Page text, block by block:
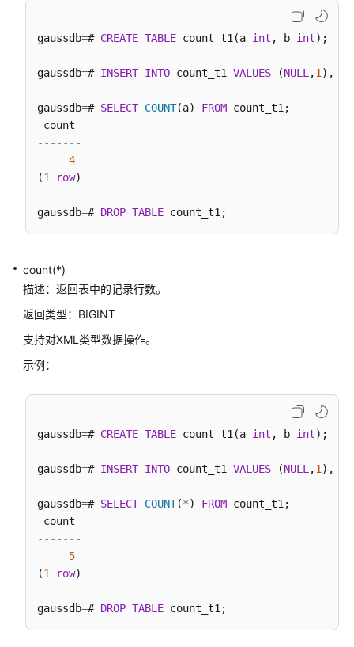
用
门
开
发
设
计
建
应
程
序
发
教
SQL
SQL
参
SQL
关
gaussdb=# CREATE TABLE count_t1(a int , b int);
gaussdb=# INSERT INTO count_t1 VALUES (NULL ,1 ),(
gaussdb=# SELECT COUNT(a) FROM count_t1;
-------
4
(1 row)
gaussdb=# DROP TABLE
count(*)
描述：返回表中的记录行数。
返回类型：BIGINT
支持对XML类型数据操作。
示例：
gaussdb=# CREATE TABLE count_t1(a int , b int);
gaussdb=# INSERT INTO count_t1 VALUES (NULL ,1 ),(
gaussdb=# SELECT COUNT(*) FROM count_t1;
-------
5
(1 row)
gaussdb=# DROP TABLE